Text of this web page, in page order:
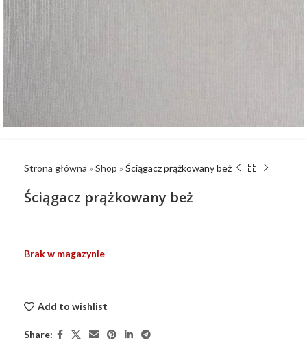
Strona główna » Shop » Ściągacz prążkowany beż
Ściągacz prążkowany beż
Brak w magazynie
Add to wishlist
Share: